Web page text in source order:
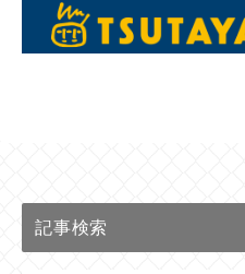
記事検索